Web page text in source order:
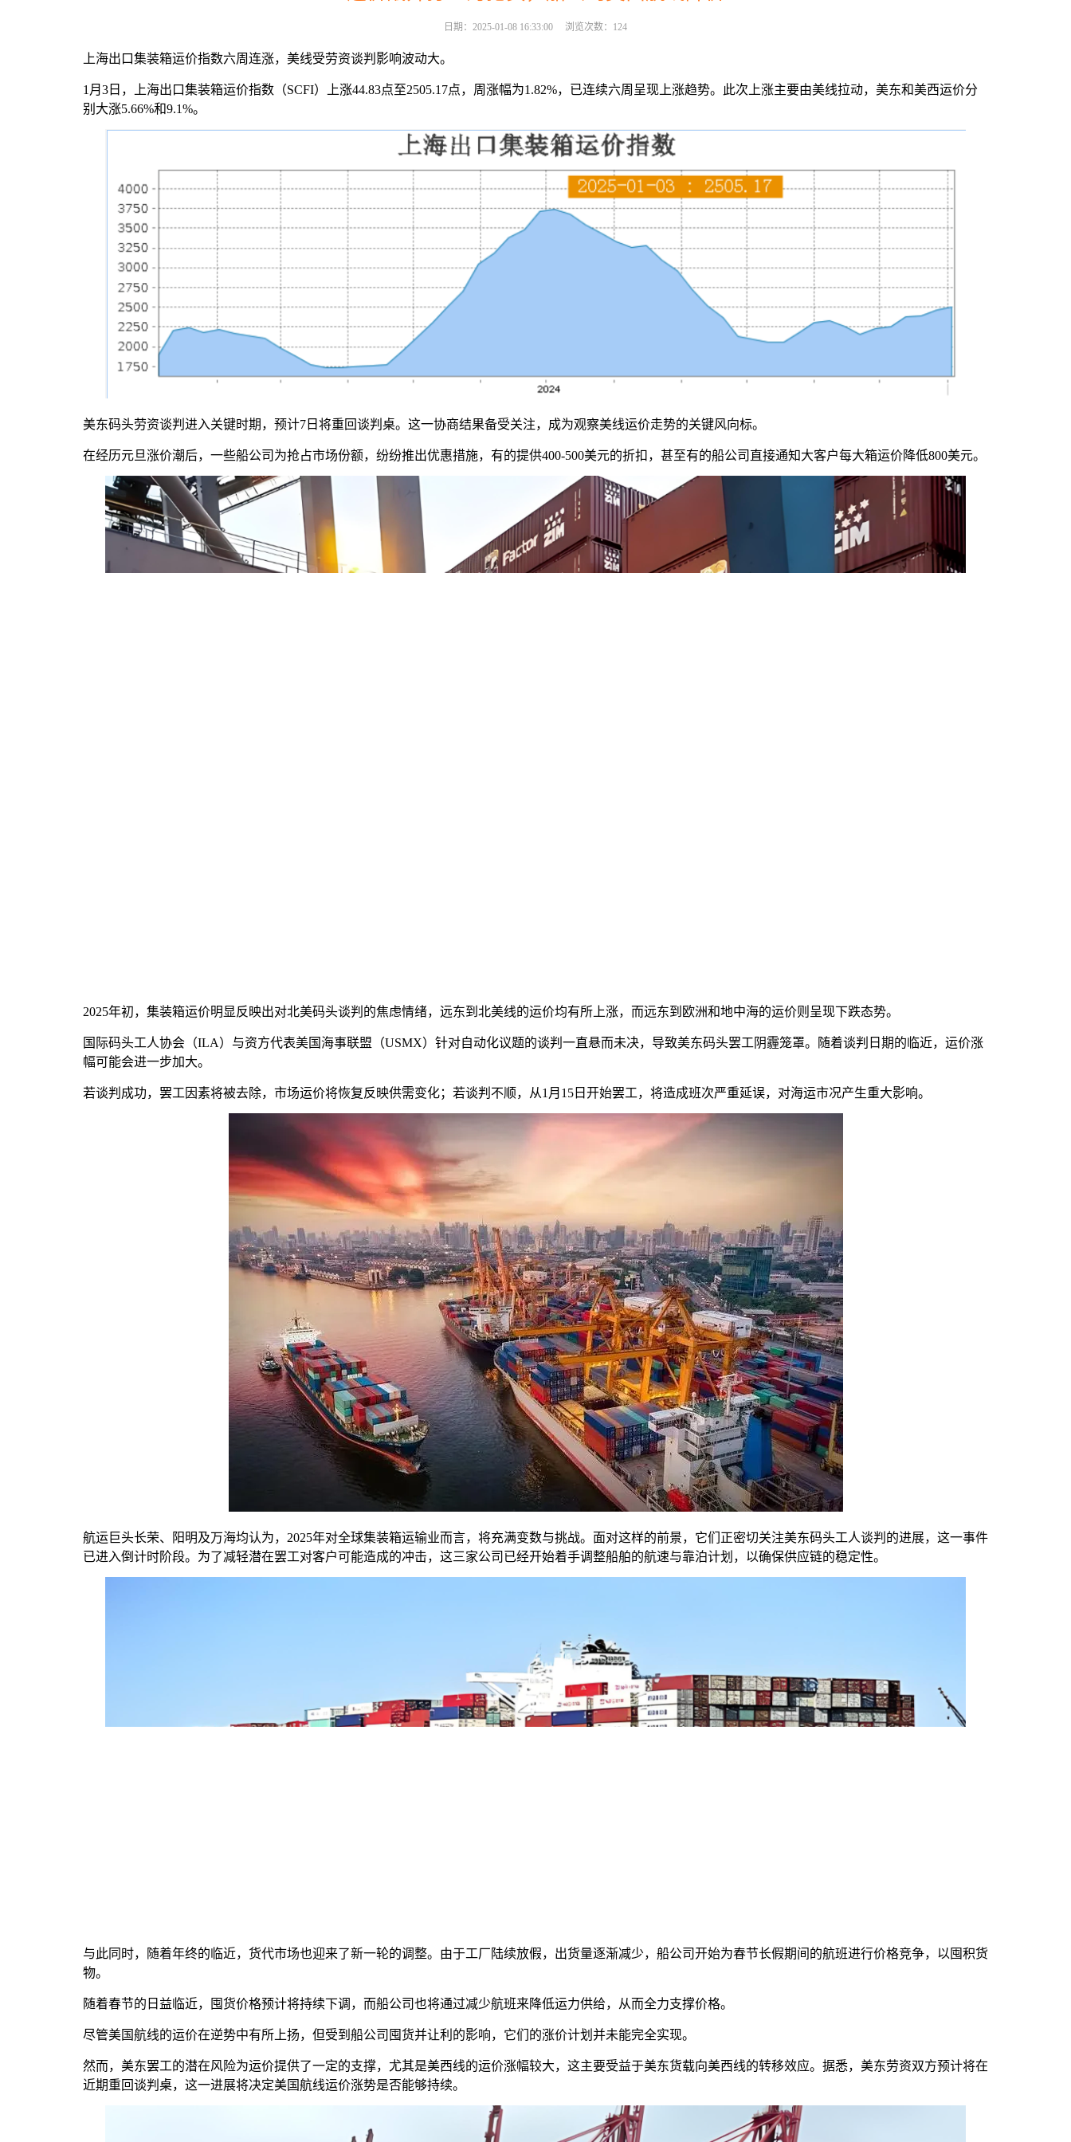
日期： 2025-01-08 16:33:00 浏览次数： 124
上海出口集装箱运价指数六周连涨，美线受劳资谈判影响波动大。
1月3日，上海出口集装箱运价指数（SCFI）上涨44.83点至2505.17点，周涨幅为1.82%，已连续六周呈现上涨趋势。此次上涨主要由美线拉动，美东和美西运价分
别大涨5.66%和9.1%。
美东码头劳资谈判进入关键时期，预计7日将重回谈判桌。这一协商结果备受关注，成为观察美线运价走势的关键风向标。
在经历元旦涨价潮后，一些船公司为抢占市场份额，纷纷推出优惠措施，有的提供400-500美元的折扣，甚至有的船公司直接通知大客户每大箱运价降低800美元。
2025年初，集装箱运价明显反映出对北美码头谈判的焦虑情绪，远东到北美线的运价均有所上涨，而远东到欧洲和地中海的运价则呈现下跌态势。
国际码头工人协会（ILA）与资方代表美国海事联盟（USMX）针对自动化议题的谈判一直悬而未决，导致美东码头罢工阴霾笼罩。随着谈判日期的临近，运价涨
幅可能会进一步加大。
若谈判成功，罢工因素将被去除，市场运价将恢复反映供需变化；若谈判不顺，从1月15日开始罢工，将造成班次严重延误，对海运市况产生重大影响。
航运巨头长荣、阳明及万海均认为，2025年对全球集装箱运输业而言，将充满变数与挑战。面对这样的前景，它们正密切关注美东码头工人谈判的进展，这一事件
已进入倒计时阶段。为了减轻潜在罢工对客户可能造成的冲击，这三家公司已经开始着手调整船舶的航速与靠泊计划，以确保供应链的稳定性。
与此同时，随着年终的临近，货代市场也迎来了新一轮的调整。由于工厂陆续放假，出货量逐渐减少，船公司开始为春节长假期间的航班进行价格竞争，以囤积货
物。
随着春节的日益临近，囤货价格预计将持续下调，而船公司也将通过减少航班来降低运力供给，从而全力支撑价格。
尽管美国航线的运价在逆势中有所上扬，但受到船公司囤货并让利的影响，它们的涨价计划并未能完全实现。
然而，美东罢工的潜在风险为运价提供了一定的支撑，尤其是美西线的运价涨幅较大，这主要受益于美东货载向美西线的转移效应。据悉，美东劳资双方预计将在
近期重回谈判桌，这一进展将决定美国航线运价涨势是否能够持续。